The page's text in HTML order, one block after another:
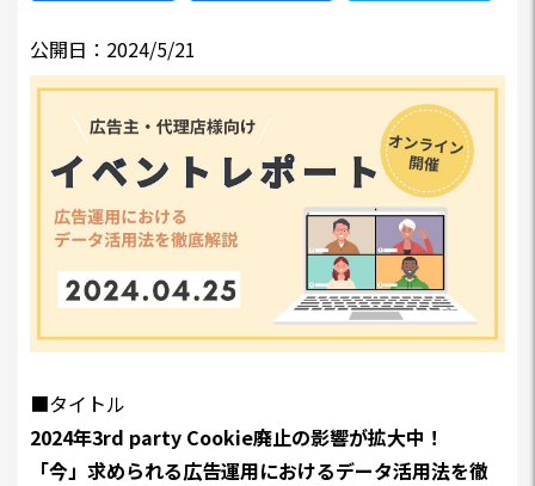
公開日：2024/5/21
■タイトル
2024年3rd party Cookie廃止の影響が拡大中！
「今」求められる広告運用におけるデータ活用法を徹